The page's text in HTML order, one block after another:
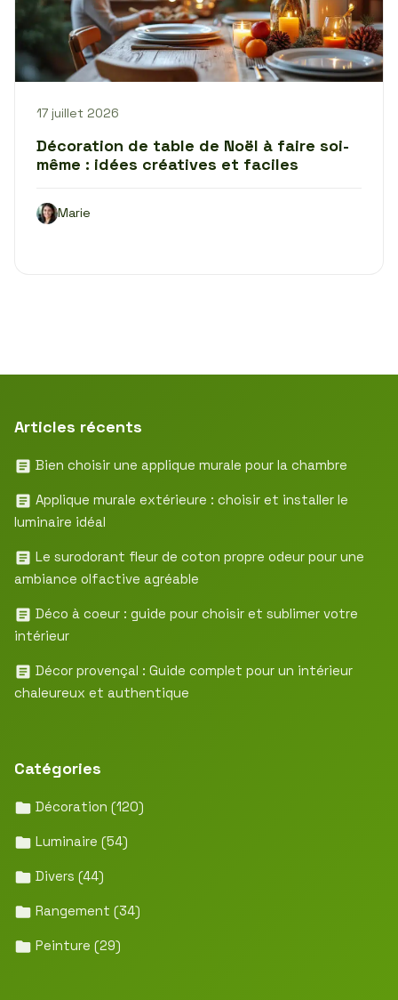
17 juillet 2026
Décoration de table de Noël à faire soi-
même : idées créatives et faciles
Marie
Articles récents
Bien choisir une applique murale pour la chambre
Applique murale extérieure : choisir et installer le
luminaire idéal
Le surodorant fleur de coton propre odeur pour une
ambiance olfactive agréable
Déco à coeur : guide pour choisir et sublimer votre
intérieur
Décor provençal : Guide complet pour un intérieur
chaleureux et authentique
Catégories
Décoration (120)
Luminaire (54)
Divers (44)
Rangement (34)
Peinture (29)